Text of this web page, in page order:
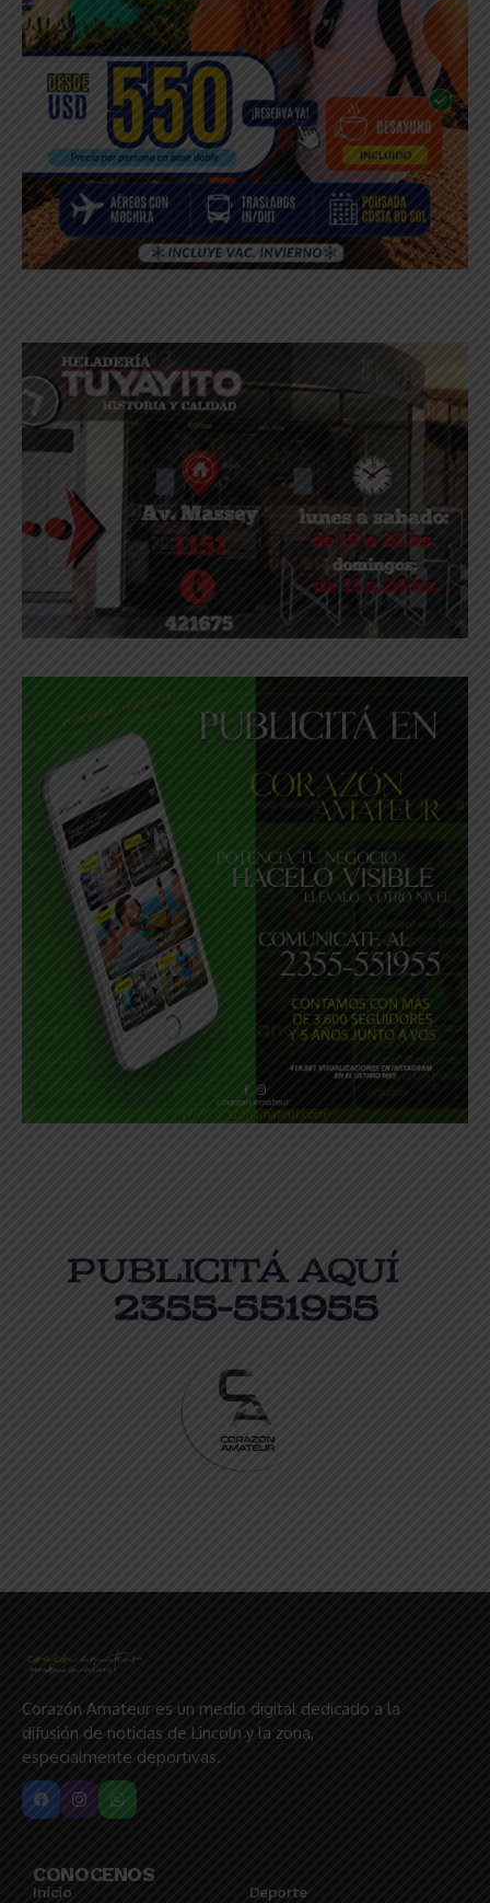
Corazón Amateur es un medio digital dedicado a la
difusión de noticias de Lincoln y la zona,
especialmente deportivas.
CONOCENOS
Inicio Deporte